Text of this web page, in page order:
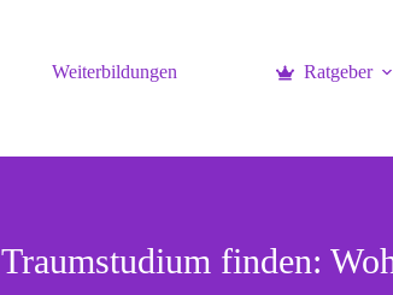
Weiterbildungen Ratgeber
finden: